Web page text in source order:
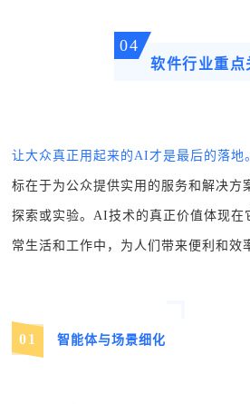
04
软件行业重点
让大众真正用起来的AI才是最后的落地
标在于为公众提供实用的服务和解决方
探索或实验。AI技术的真正价值体现在
常生活和工作中，为人们带来便利和效
01 智能体与场景细化